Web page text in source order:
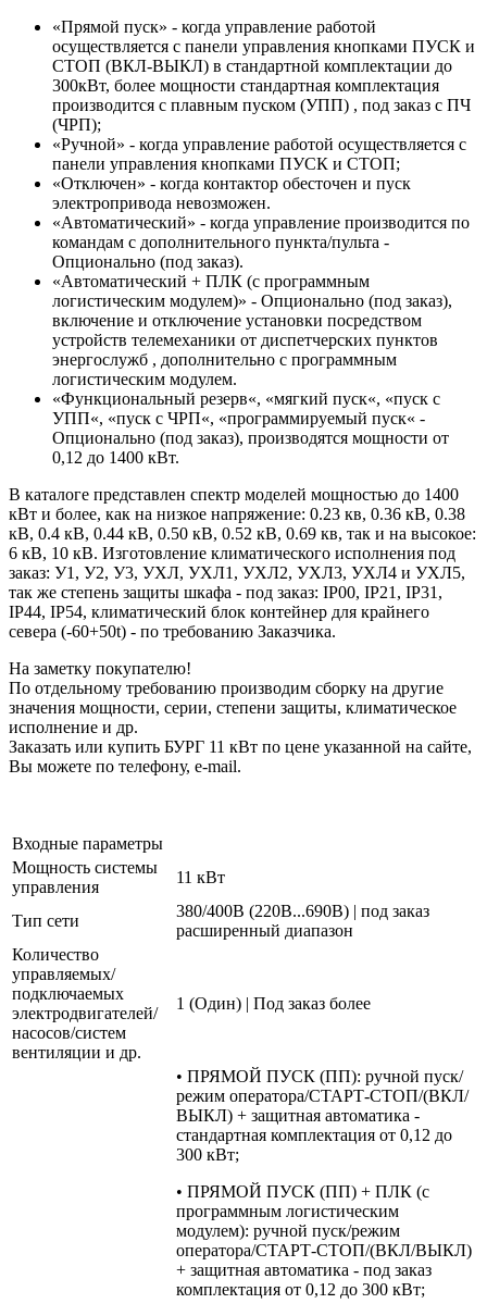
«Прямой пуск» - когда управление работой
осуществляется с панели управления кнопками ПУСК и
СТОП (ВКЛ-ВЫКЛ) в стандартной комплектации до
300кВт, более мощности стандартная комплектация
производится с плавным пуском (УПП) , под заказ с ПЧ
(ЧРП);
«Ручной» - когда управление работой осуществляется с
панели управления кнопками ПУСК и СТОП;
«Отключен» - когда контактор обесточен и пуск
электропривода невозможен.
«Автоматический» - когда управление производится по
командам с дополнительного пункта/пульта -
Опционально (под заказ).
«Автоматический + ПЛК (с программным
логистическим модулем)» - Опционально (под заказ),
включение и отключение установки посредством
устройств телемеханики от диспетчерских пунктов
энергослужб , дополнительно с программным
логистическим модулем.
«Функциональный резерв«, «мягкий пуск«, «пуск с
УПП«, «пуск с ЧРП«, «программируемый пуск« -
Опционально (под заказ), производятся мощности от
0,12 до 1400 кВт.
В каталоге представлен спектр моделей мощностью до 1400
кВт и более, как на низкое напряжение: 0.23 кв, 0.36 кВ, 0.38
кВ, 0.4 кВ, 0.44 кВ, 0.50 кВ, 0.52 кВ, 0.69 кв, так и на высокое:
6 кВ, 10 кВ. Изготовление климатического исполнения под
заказ: У1, У2, У3, УХЛ, УХЛ1, УХЛ2, УХЛ3, УХЛ4 и УХЛ5,
так же степень защиты шкафа - под заказ: IP00, IP21, IP31,
IP44, IP54, климатический блок контейнер для крайнего
севера (-60+50t) - по требованию Заказчика.
На заметку покупателю!
По отдельному требованию производим сборку на другие
значения мощности, серии, степени защиты, климатическое
исполнение и др.
Заказать или купить БУРГ 11 кВт по цене указанной на сайте,
Вы можете по телефону, e-mail.
Входные параметры
Мощность системы
управления
11 кВт
Тип сети
380/400В (220В...690В) | под заказ
расширенный диапазон
Количество
управляемых/
подключаемых
электродвигателей/
насосов/систем
вентиляции и др.
1 (Один) | Под заказ более
• ПРЯМОЙ ПУСК (ПП): ручной пуск/
режим оператора/СТАРТ-СТОП/(ВКЛ/
ВЫКЛ) + защитная автоматика -
стандартная комплектация от 0,12 до
300 кВт;
• ПРЯМОЙ ПУСК (ПП) + ПЛК (с
программным логистическим
модулем): ручной пуск/режим
оператора/СТАРТ-СТОП/(ВКЛ/ВЫКЛ)
+ защитная автоматика - под заказ
комплектация от 0,12 до 300 кВт;